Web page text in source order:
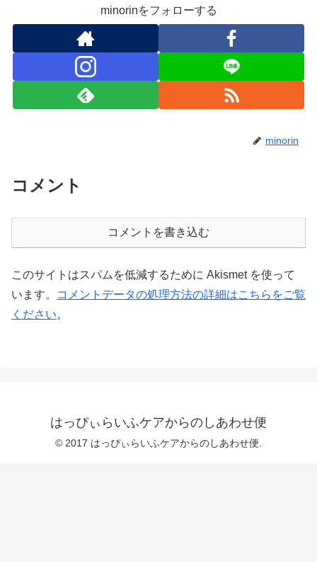
minorinをフォローする
minorin
コメント
コメントを書き込む
このサイトはスパムを低減するために Akismet を使って
います。
コメントデータの処理方法の詳細はこちらをご覧
ください。
はっぴぃらいふケアからのしあわせ便
© 2017 はっぴぃらいふケアからのしあわせ便.